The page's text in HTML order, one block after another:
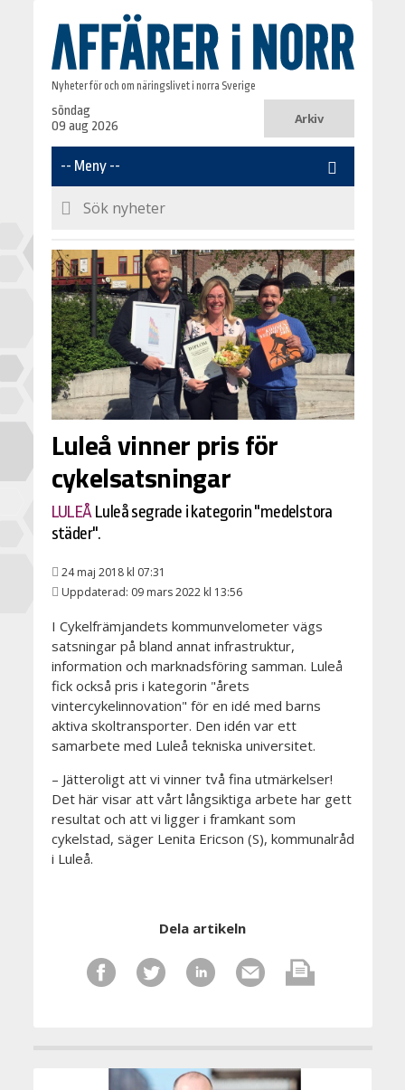
Nyheter för och om näringslivet i norra Sverige
söndag
09 aug 2026
Arkiv
Luleå vinner pris för
cykelsatsningar
LULEÅ Luleå segrade i kategorin "medelstora
städer".
24 maj 2018 kl 07:31
Uppdaterad: 09 mars 2022 kl 13:56
I Cykelfrämjandets kommunvelometer vägs
satsningar på bland annat infrastruktur,
information och marknadsföring samman. Luleå
fick också pris i kategorin "årets
vintercykelinnovation" för en idé med barns
aktiva skoltransporter. Den idén var ett
samarbete med Luleå tekniska universitet.
– Jätteroligt att vi vinner två fina utmärkelser!
Det här visar att vårt långsiktiga arbete har gett
resultat och att vi ligger i framkant som
cykelstad, säger Lenita Ericson (S), kommunalråd
i Luleå.
Dela artikeln